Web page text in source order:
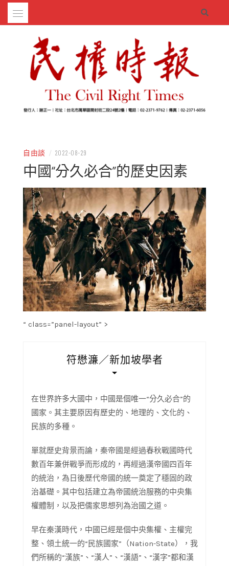
Skip
自由談 / 2022-08-29
中國“分久必合”的歷史因素
“ class=”panel-layout” >
符懋濂／新加坡學者
在世界許多大國中，中國是個唯一“分久必合”的
國家。其主要原因有歷史的、地理的、文化的、
民族的多種。
單就歷史背景而論，秦帝國是經過春秋戰國時代
數百年兼併戰爭而形成的，再經過漢帝國四百年
的統治，為日後歷代帝國的統一奠定了穩固的政
治基礎。其中包括建立為帝國統治服務的中央集
權體制，以及把儒家思想列為治國之道。
早在秦漢時代，中國已經是個中央集權、主權完
整、領土統一的“民族國家”（Nation-State），我
們所稱的“漢族”、“漢人”、“漢語”、“漢字”都和漢